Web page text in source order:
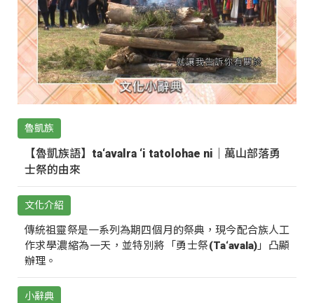
魯凱族
【魯凱族語】ta‘avalra ‘i tatolohae ni｜萬山部落勇
士祭的由來
文化介紹
傳統祖靈祭是一系列為期四個月的祭典，現今配合族人工
作求學濃縮為一天，並特別將「勇士祭(Ta‘avala)」凸顯
辦理。
小辭典